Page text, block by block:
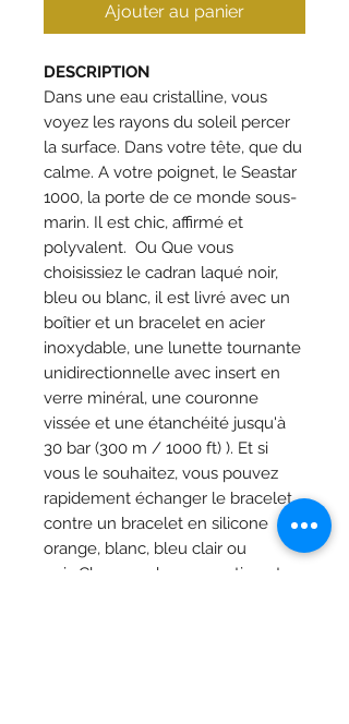
Ajouter au panier
DESCRIPTION
Dans une eau cristalline, vous
voyez les rayons du soleil percer
la surface. Dans votre tête, que du
calme. A votre poignet, le Seastar
1000, la porte de ce monde sous-
marin. Il est chic, affirmé et
polyvalent. Ou Que vous
choisissiez le cadran laqué noir,
bleu ou blanc, il est livré avec un
boîtier et un bracelet en acier
inoxydable, une lunette tournante
unidirectionnelle avec insert en
verre minéral, une couronne
vissée et une étanchéité jusqu'à
30 bar (300 m / 1000 ft) ). Et si
vous le souhaitez, vous pouvez
rapidement échanger le bracelet
contre un bracelet en silicone
orange, blanc, bleu clair ou
noir. Changez de perspective et